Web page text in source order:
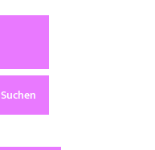
Suchen